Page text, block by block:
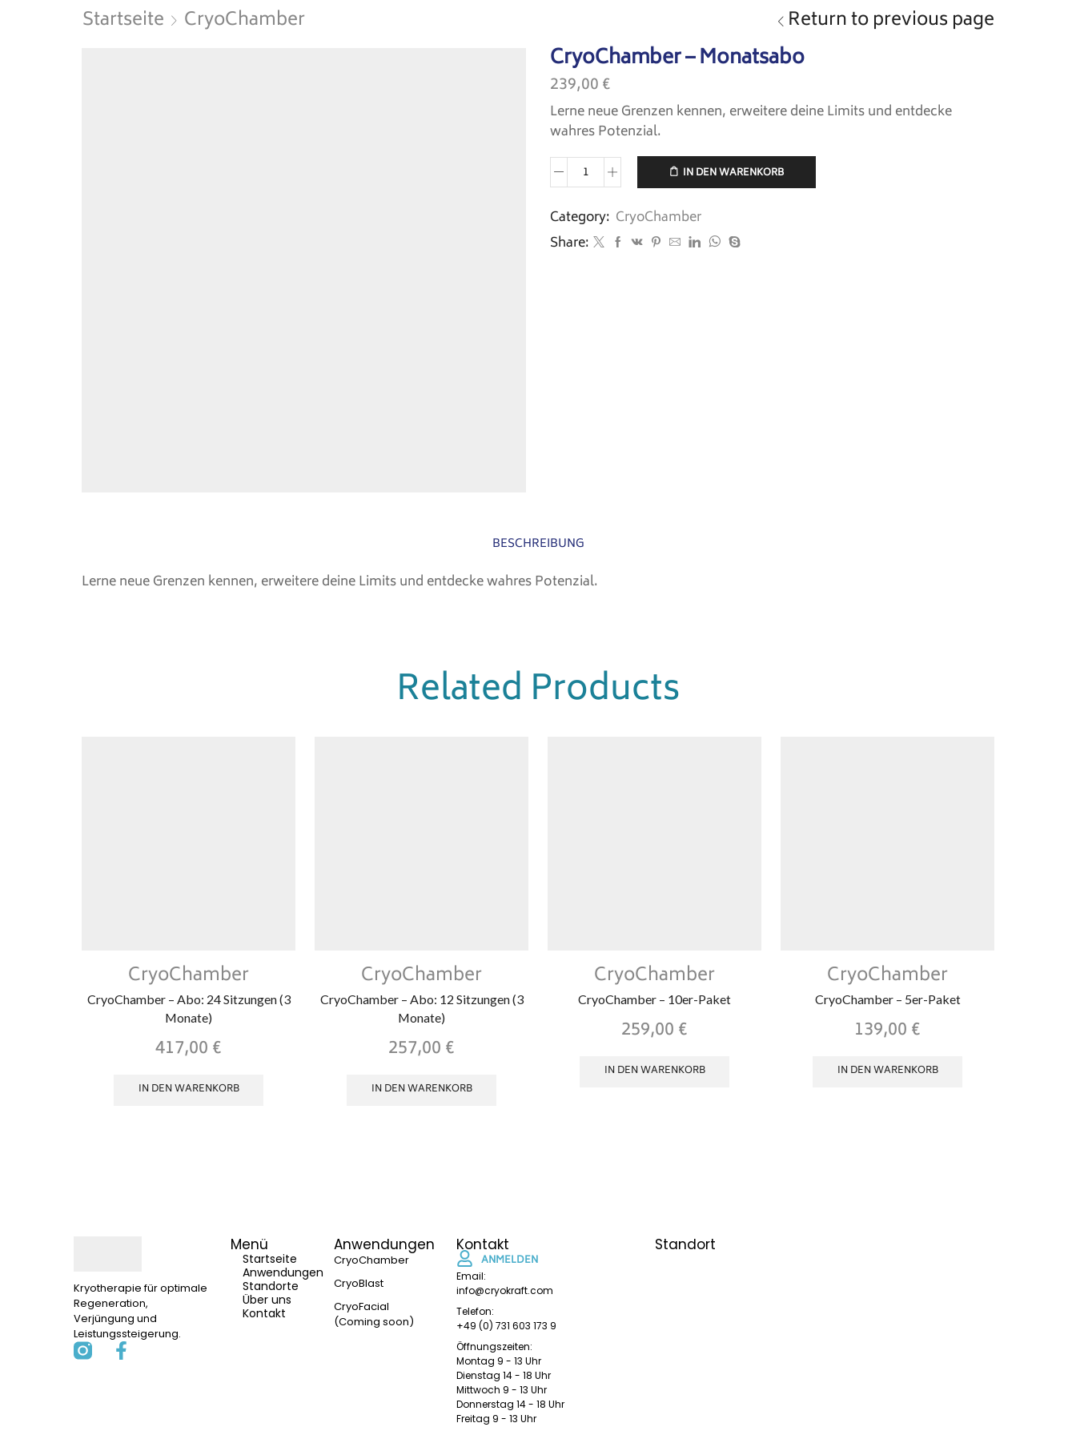
Startseite CryoChamber Return to previous page
CryoChamber – Monatsabo
239,00€
Lerne neue Grenzen kennen, erweitere deine Limits und entdecke
wahres Potenzial.
IN DEN WARENKORB
Category: CryoChamber
Share:
BESCHREIBUNG
Lerne neue Grenzen kennen, erweitere deine Limits und entdecke wahres Potenzial.
Related Products
CryoChamber
CryoChamber – Abo: 24 Sitzungen (3
Monate)
417,00€
IN DEN WARENKORB
CryoChamber
CryoChamber – Abo: 12 Sitzungen (3
Monate)
257,00€
IN DEN WARENKORB
CryoChamber
CryoChamber – 10er-Paket
259,00€
IN DEN WARENKORB
CryoChamber
CryoChamber – 5er-Paket
139,00€
IN DEN WARENKORB
Kryotherapie für optimale
Regeneration,
Verjüngung und
Leistungssteigerung.
Menü
Startseite
Anwendungen
Standorte
Über uns
Kontakt
Anwendungen
CryoChamber
CryoBlast
CryoFacial
(Coming soon)
Kontakt
ANMELDEN
Email:
info@cryokraft.com
Telefon:
+49 (0) 731 603 173 9
Öffnungszeiten:
Montag 9 - 13 Uhr
Dienstag 14 - 18 Uhr
Mittwoch 9 - 13 Uhr
Donnerstag 14 - 18 Uhr
Freitag 9 - 13 Uhr
Standort